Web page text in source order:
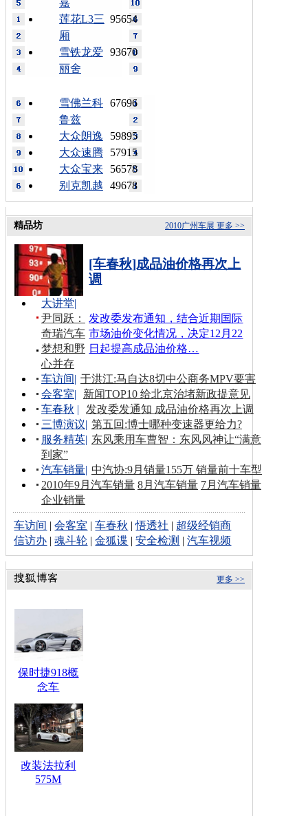
嘉
95654
莲花L3三
厢
93670
雪铁龙爱
丽舍
67696
雪佛兰科
鲁兹
59895
大众朗逸
57915
大众速腾
56578
大众宝来
49678
别克凯越
更多 >>
2010广州车展
精品坊
[车春秋]成品油价格再次上
调
发改委发布通知，结合近期国际
市场油价变化情况，决定12月22
日起提高成品油价格…
大讲堂|
尹同跃：
奇瑞汽车
梦想和野
心并存
车访间| 于洪江:马自达8切中公商务MPV要害
会客室|
新闻TOP10 给北京治堵新政提意见
车春秋 |
发改委发通知 成品油价格再次上调
三博演议| 第五回:博士哪种变速器更给力?
服务精英| 东风乘用车曹智：东风风神让“满意
到家”
汽车销量| 中汽协:9月销量155万 销量前十车型
2010年9月汽车销量 8月汽车销量 7月汽车销量
企业销量
车访间 |会客室 |车春秋 |悟透社 | 超级经销商
信访办 |魂斗轮 |金狐谍 |安全检测 |汽车视频
更多 >>
保时捷918概
念车
改装法拉利
575M